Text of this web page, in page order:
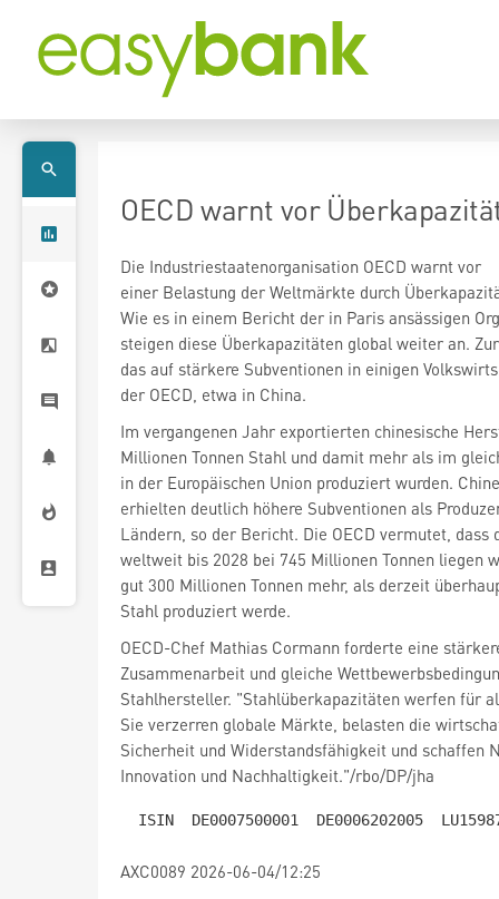
OECD warnt vor
Die Industriestaatenorganisation OECD warnt vor
einer Belastung der Weltmärkte durch
Wie es in einem Bericht der in Paris ansässigen
steigen diese Überkapazitäten global weiter an.
das auf stärkere Subventionen in einigen
der OECD, etwa in China.
Im vergangenen Jahr exportierten chinesische
Millionen Tonnen Stahl und damit mehr als im
in der Europäischen Union produziert wurden.
erhielten deutlich höhere Subventionen als
Ländern, so der Bericht. Die OECD vermutet, dass
weltweit bis 2028 bei 745 Millionen Tonnen liegen
gut 300 Millionen Tonnen mehr, als derzeit
Stahl produziert werde.
OECD-Chef Mathias Cormann forderte eine
Zusammenarbeit und gleiche
Stahlhersteller. "Stahlüberkapazitäten werfen für
Sie verzerren globale Märkte, belasten die
Sicherheit und Widerstandsfähigkeit und schaffen
Innovation und Nachhaltigkeit."/rbo/DP/jha
AXC0089 2026-06-04/12:25